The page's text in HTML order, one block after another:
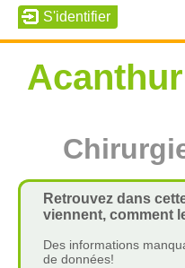
Retrouvez dans
viennent, comment
Des informations
de données!